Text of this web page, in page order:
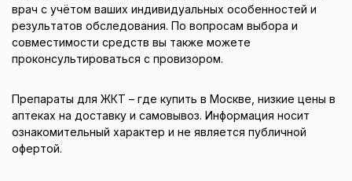
врач с учётом ваших индивидуальных особенностей и
результатов обследования. По вопросам выбора и
совместимости средств вы также можете
проконсультироваться с провизором.
Препараты для ЖКТ – где купить в Москве, низкие цены в
аптеках на доставку и самовывоз. Информация носит
ознакомительный характер и не является публичной
офертой.